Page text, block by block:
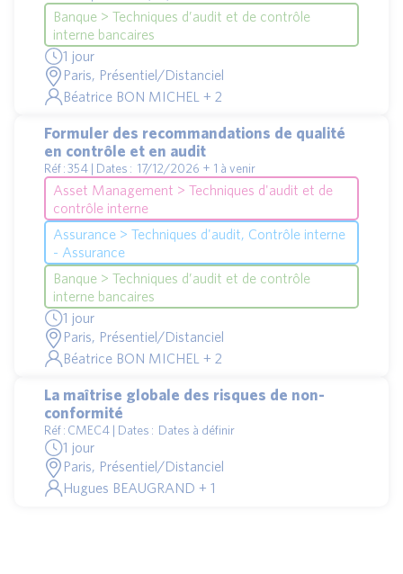
Banque > Techniques d’audit et de contrôle
interne bancaires
1 jour
Paris, Présentiel/Distanciel
Béatrice BON MICHEL + 2
Formuler des recommandations de qualité
en contrôle et en audit
Réf : 354 | Dates : 17/12/2026 + 1 à venir
Asset Management > Techniques d'audit et de
contrôle interne
Assurance > Techniques d'audit, Contrôle interne
- Assurance
Banque > Techniques d’audit et de contrôle
interne bancaires
1 jour
Paris, Présentiel/Distanciel
Béatrice BON MICHEL + 2
La maîtrise globale des risques de non-
conformité
Réf : CMEC4 | Dates : Dates à définir
1 jour
Paris, Présentiel/Distanciel
Hugues BEAUGRAND + 1